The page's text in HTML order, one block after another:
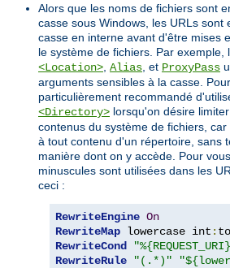
Alors que les noms de fichiers sont
casse sous Windows, les URLs sont
casse en interne avant d'être mises
le système de fichiers. Par exemple,
<Location> Alias , et ProxyPass
arguments sensibles à la casse.
particulièrement recommandé
<Directory> lorsqu'on désire
contenus du système de fichiers,
à tout contenu d'un répertoire, sans
manière dont on y accède. Pour
minuscules sont utilisées dans les
ceci :
RewriteEngine On
RewriteMap lowercase int :
RewriteCond
RewriteRule
"(.*)"